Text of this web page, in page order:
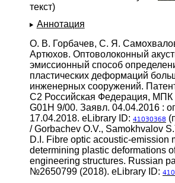
текст)
Аннотация
О. В. Горбачев, С. Я.
Артюхов. Оптоволоконный
эмиссионный способ
пластических деформаций
инженерных сооружений.
C2 Российская Федерация, МПК
G01H 9/00. Заявл. 04.04.2016 :
17.04.2018. eLibrary ID: 41030368
/ Gorbachev O.V., Samokhvalov
D.I. Fibre optic acoustic-emission
determining plastic deformations
engineering structures. Russian
№2650799 (2018). eLibrary ID: